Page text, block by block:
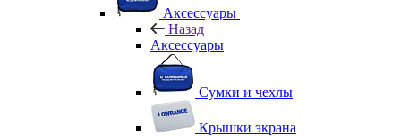
Аксессуары
Назад
Аксессуары
Сумки и чехлы
Крышки экрана